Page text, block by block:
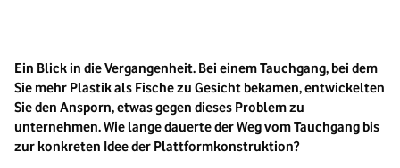
Ein Blick in die Vergangenheit. Bei einem Tauchgang, bei dem
Sie mehr Plastik als Fische zu Gesicht bekamen, entwickelten
Sie den Ansporn, etwas gegen dieses Problem zu
unternehmen. Wie lange dauerte der Weg vom Tauchgang bis
zur konkreten Idee der Plattformkonstruktion?